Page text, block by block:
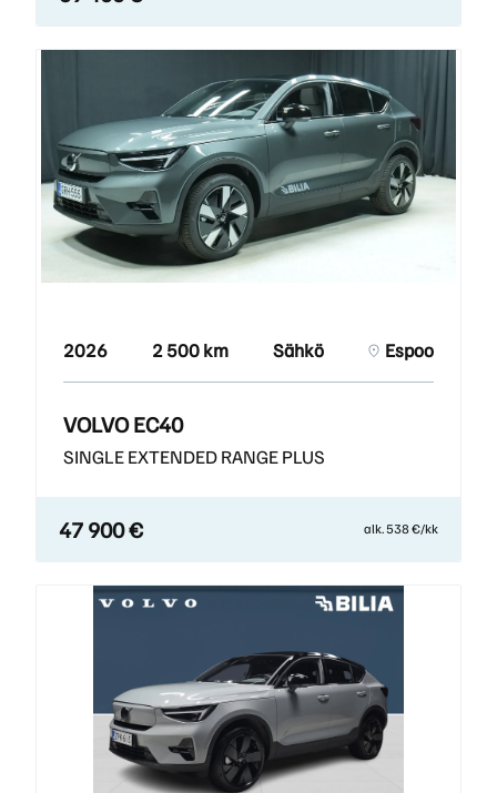
2026 2 500 km Sähkö Espoo
VOLVO EC40
SINGLE EXTENDED RANGE PLUS
47 900 € alk. 538 €/kk